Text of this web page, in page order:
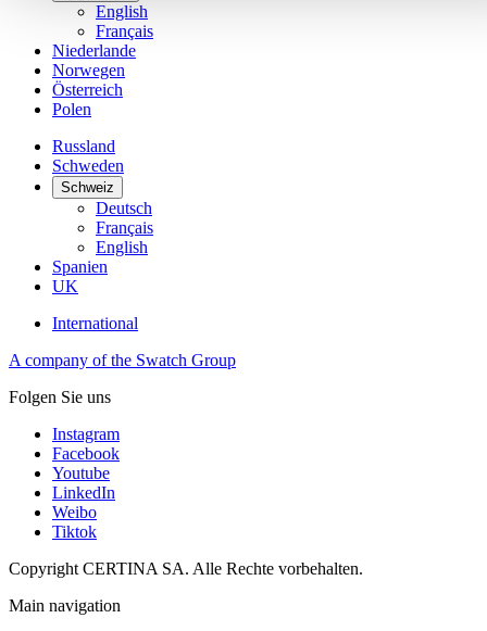
English
Français
Niederlande
Norwegen
Österreich
Polen
Russland
Schweden
Schweiz
Deutsch
Français
English
Spanien
UK
International
A company of the Swatch Group
Folgen Sie uns
Instagram
Facebook
Youtube
LinkedIn
Weibo
Tiktok
Copyright CERTINA SA. Alle Rechte vorbehalten.
Main navigation